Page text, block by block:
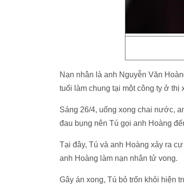
Nạn nhân là anh Nguyễn Văn
tuổi làm chung tại một công ty ở
Sáng 26/4, uống xong chai nước,
đau bụng nên Tú gọi anh Hoàng
Tại đây, Tú và anh Hoàng xảy ra
anh Hoàng làm nạn nhân tử vong.
Gây án xong, Tú bỏ trốn khỏi hiện